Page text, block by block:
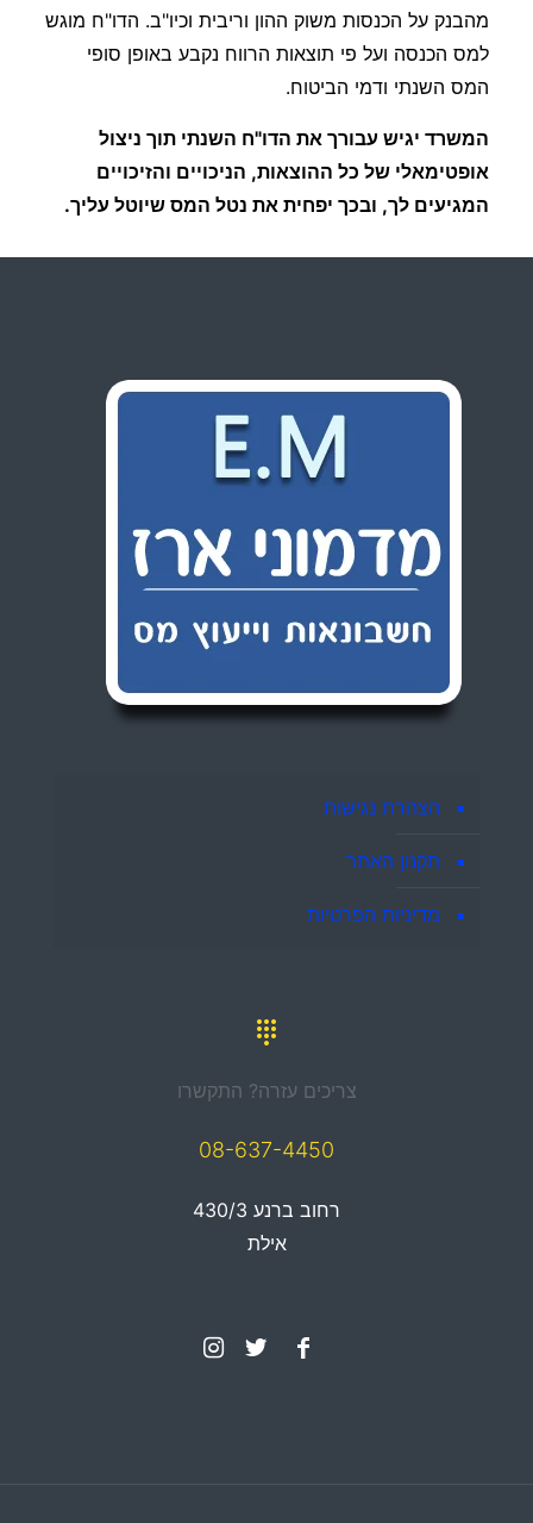
מהבנק על הכנסות משוק ההון וריבית וכיו"ב. הדו"ח מוגש
למס הכנסה ועל פי תוצאות הרווח נקבע באופן סופי
המס השנתי ודמי הביטוח.
המשרד יגיש עבורך את הדו"ח השנתי תוך ניצול
אופטימאלי של כל ההוצאות, הניכויים והזיכויים
המגיעים לך, ובכך יפחית את נטל המס שיוטל עליך.
הצהרת נגישות
תקנון האתר
מדיניות הפרטיות
צריכים עזרה? התקשרו
08-637-4450
רחוב ברנע 430/3
אילת